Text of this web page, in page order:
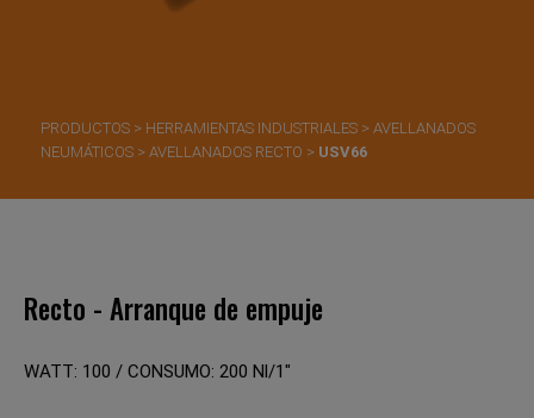
PRODUCTOS > HERRAMIENTAS INDUSTRIALES> AVELLANADOS
NEUMÁTICOS > AVELLANADOS RECTO > USV66
Recto - Arranque de empuje
WATT: 100 / CONSUMO: 200 Nl/1"